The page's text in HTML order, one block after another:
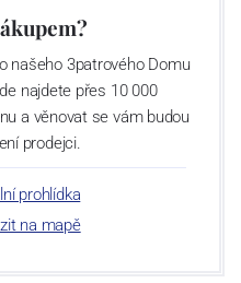
našeho 3patrového Domu
najdete přes 10 000
a věnovat se vám budou
prodejci.
prohlídka
na mapě